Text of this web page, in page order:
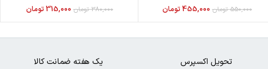
550,000 تومان 455,000تومان 380,000 تومان 315,000تومان
تحویل اکسپرس یک هفته ضمانت کالا